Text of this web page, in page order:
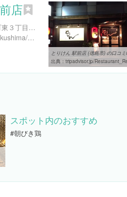
店
徳島県徳島市寺島本町東３丁目５-１
https://tabelog.com/tokushima/A3601/A360101/36005010/
出典： tripadvisor.jp/Restaurant_Review-g298236-d7450974-Reviews-Torigen_Ekimae-
スポット内のおすすめ
#朝びき鶏